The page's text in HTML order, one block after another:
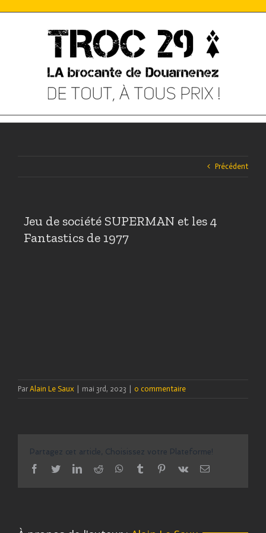
Précédent
Jeu de société SUPERMAN et les 4
Fantastics de 1977
Par Alain Le Saux mai 3rd, 2023 0 commentaire
Partagez cet article, Choisissez votre Plateforme!
facebook
twitterlinkedinreddit whatsapptumblr pinterest
vk Email